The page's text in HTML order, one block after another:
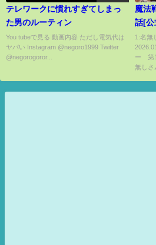
テレワークに慣れすぎてしまっ
た男のルーティン
You tubeで見る 動画内容 ただし電気代は
ヤバい Instagram @negoro1999 Twitter
@negorogoror...
魔法
話[公
1:名無
ー 第
無しさ